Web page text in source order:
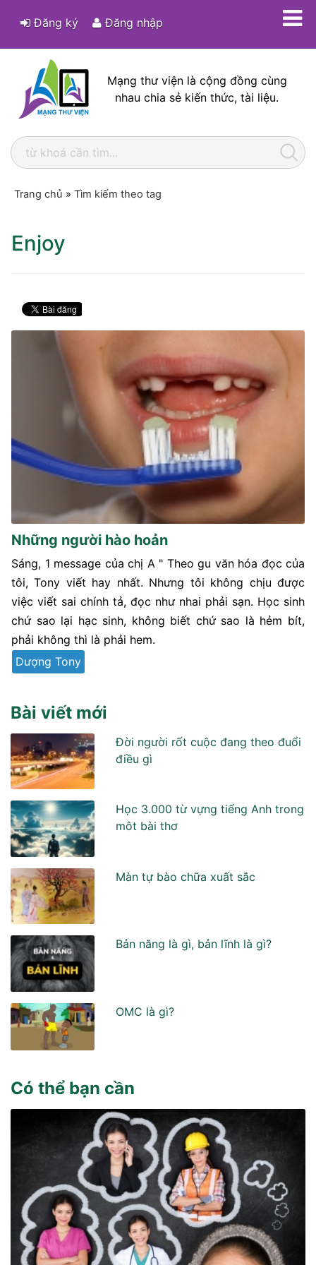
Đăng ký Đăng nhập
Mạng thư viện là cộng đồng cùng
nhau chia sẻ kiến thức, tài liệu.
Trang chủ » Tìm kiếm theo tag
Enjoy
Những người hào hoản
Sáng, 1 message của chị A " Theo gu văn hóa đọc của
tôi, Tony viết hay nhất. Nhưng tôi không chịu được
việc viết sai chính tả, đọc như nhai phải sạn. Học sinh
chứ sao lại hạc sinh, không biết chứ sao là hẻm bít,
phải không thì là phải hem.
Dượng Tony
Bài viết mới
Đời người rốt cuộc đang theo đuổi
điều gì
Học 3.000 từ vựng tiếng Anh trong
môt bài thơ
Màn tự bào chữa xuất sắc
Bản năng là gì, bản lĩnh là gì?
OMC là gì?
Có thể bạn cần